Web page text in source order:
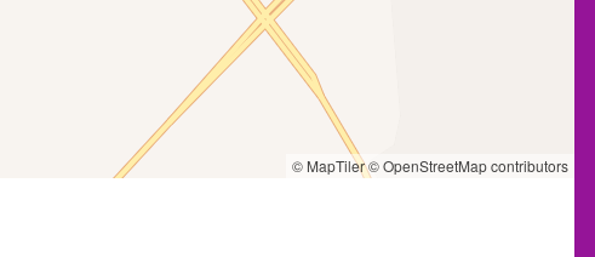
© MapTiler© OpenStreetMap contributors